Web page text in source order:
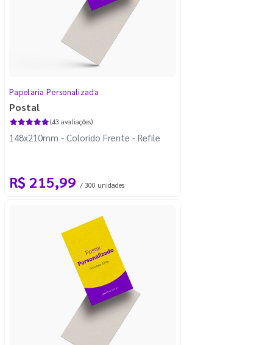
Papelaria Personalizada
Postal
(43 avaliações)
148x210mm - Colorido Frente - Refile
R$ 215,99 / 300 unidades